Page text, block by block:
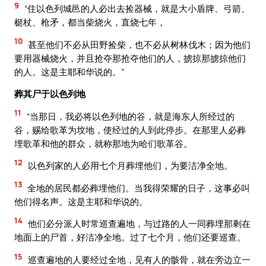
9
“住以色列城邑的人必出去捡器械，就是大小盾牌、弓箭、
梃杖、枪矛，都当柴烧火，直烧七年，
10 甚至他们不必从田野捡柴，也不必从树林伐木；因为他们
要用器械烧火，并且抢夺那抢夺他们的人，掳掠那掳掠他们
的人。这是主耶和华说的。”
葬其尸于以色列地
11
“当那日，我必将以色列地的谷，就是海东人所经过的
谷，赐给歌革为坟地，使经过的人到此停步。在那里人必葬
埋歌革和他的群众，就称那地为哈们歌革谷。
12 以色列家的人必用七个月葬埋他们，为要洁净全地。
13 全地的居民都必葬埋他们。当我得荣耀的日子，这事必叫
他们得名声。这是主耶和华说的。
14 他们必分派人时常巡查遍地，与过路的人一同葬埋那剩在
地面上的尸首，好洁净全地。过了七个月，他们还要巡查。
15 巡查遍地的人要经过全地，见有人的骸骨，就在旁边立一